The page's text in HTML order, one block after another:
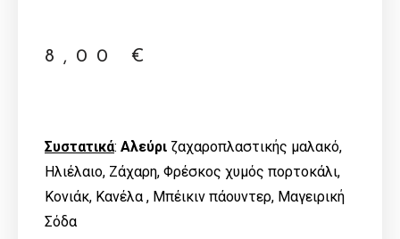
8,00 €
Συστατικά: Αλεύρι ζαχαροπλαστικής μαλακό,
Ηλιέλαιο, Ζάχαρη, Φρέσκος χυμός πορτοκάλι,
Κονιάκ, Κανέλα , Μπέικιν πάουντερ, Μαγειρική
Σόδα